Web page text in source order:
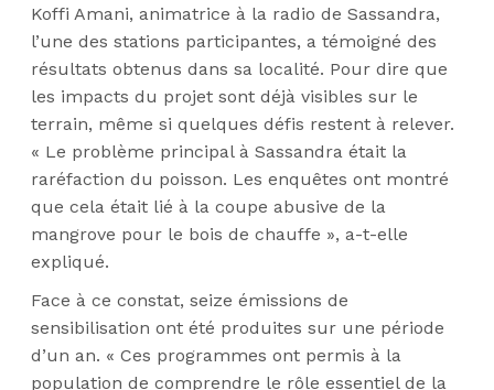
Koffi Amani, animatrice à la radio de Sassandra,
l’une des stations participantes, a témoigné des
résultats obtenus dans sa localité. Pour dire que
les impacts du projet sont déjà visibles sur le
terrain, même si quelques défis restent à relever.
« Le problème principal à Sassandra était la
raréfaction du poisson. Les enquêtes ont montré
que cela était lié à la coupe abusive de la
mangrove pour le bois de chauffe », a-t-elle
expliqué.
Face à ce constat, seize émissions de
sensibilisation ont été produites sur une période
d’un an. « Ces programmes ont permis à la
population de comprendre le rôle essentiel de la